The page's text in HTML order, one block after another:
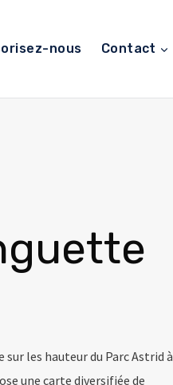
nous Contact
les hauteur du Parc Astrid à
une carte diversifiée de